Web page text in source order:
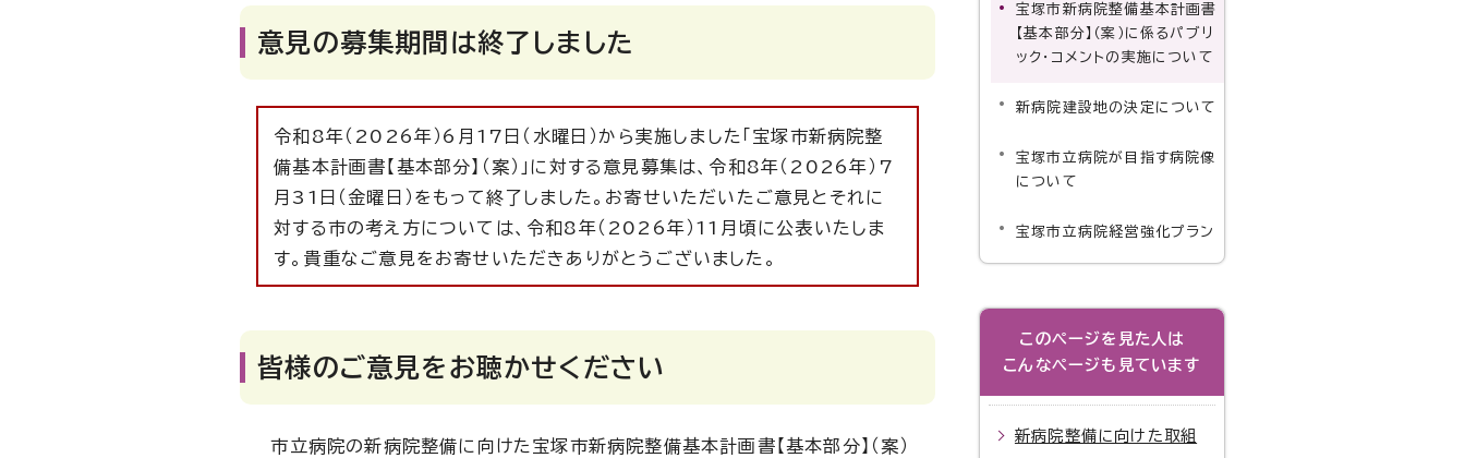
意見の募集期間は終了しました
令和8年（2026年）6月17日（水曜日）から実施しました「宝塚市新病院整
備基本計画書【基本部分】（案）」に対する意見募集は、令和8年（2026年）7
月31日（金曜日）をもって終了しました。お寄せいただいたご意見とそれに
対する市の考え方については、令和8年（2026年）11月頃に公表いたしま
す。貴重なご意見をお寄せいただきありがとうございました。
皆様のご意見をお聴かせください
市立病院の新病院整備に向けた宝塚市新病院整備基本計画書【基本部分】（案）
宝塚市新病院整備基本計画書
【基本部分】（案）に係るパブリ
ック・コメントの実施について
新病院建設地の決定について
宝塚市立病院が目指す病院像
について
宝塚市立病院経営強化プラン
このページを見た人は
こんなページも見ています
新病院整備に向けた取組